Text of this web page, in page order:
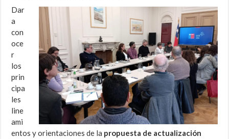
Dar
a
con
oce
r
los
prin
cipa
les
line
ami
entos y orientaciones de la propuesta de actualización